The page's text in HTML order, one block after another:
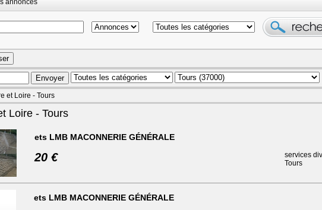
annonces
et Loire - Tours
Loire - Tours
ets LMB MACONNERIE GÉNÉRALE
20 €
services
Tours
ets LMB MACONNERIE GÉNÉRALE